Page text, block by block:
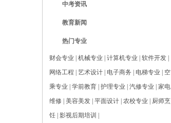
中考资讯
教育新闻
热门专业
财会专业 机械专业 计算机专业 软件开发
网络工程
艺术设计 电子商务 电梯专业
空
乘专业
学前教育 护理专业 汽修专业
家电
维修
美容美发 平面设计 农校专业
厨师烹
饪 影视后期培训